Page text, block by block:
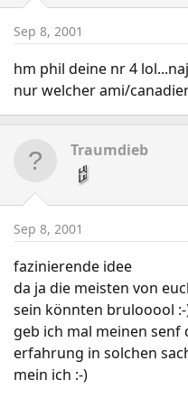
Sep 8, 2001
hm phil deine nr 4
nur welcher ami/
Traumdieb
Sep 8, 2001
fazinierende idee
da ja die meisten von
sein könnten brulooool
geb ich mal meinen senf
erfahrung in solchen
mein ich :-)